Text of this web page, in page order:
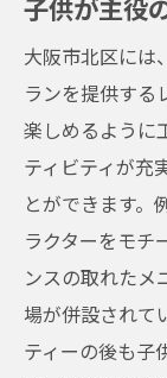
子供が主役
大阪市北区には
ランを提供する
楽しめるように
ティビティが充
とができます。
ラクターをモチ
ンスの取れたメ
場が併設されて
ティーの後も子